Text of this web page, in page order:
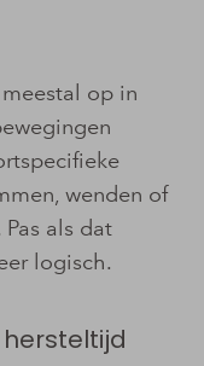
op in
wenden of
als dat
logisch.